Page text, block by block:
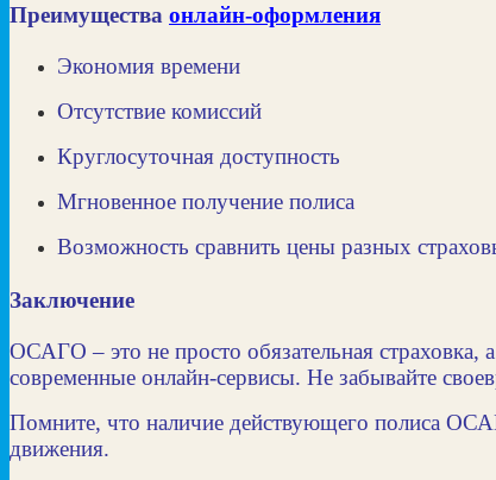
Преимущества онлайн-оформления
Экономия времени
Отсутствие комиссий
Круглосуточная доступность
Мгновенное получение полиса
Возможность сравнить цены разных
Заключение
ОСАГО – это не просто обязательная
современные онлайн-сервисы. Не забывайте
Помните, что наличие действующего полиса
движения.